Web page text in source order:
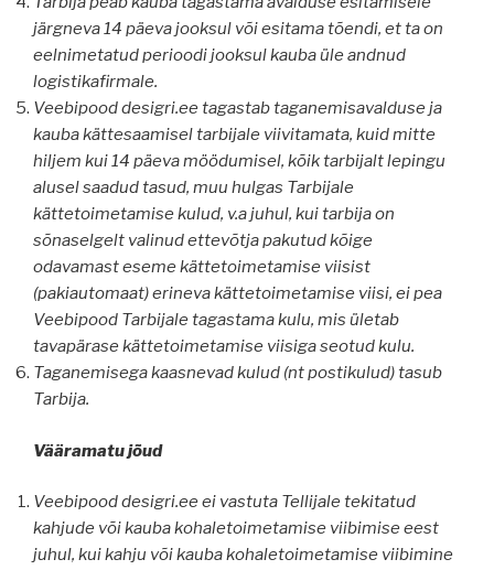
järgneva 14 päeva jooksul või esitama tõendi, et ta on
eelnimetatud perioodi jooksul kauba üle andnud
logistikafirmale.
Veebipood desigri.ee tagastab taganemisavalduse ja
kauba kättesaamisel tarbijale viivitamata, kuid mitte
hiljem kui 14 päeva möödumisel, kõik tarbijalt lepingu
alusel saadud tasud, muu hulgas Tarbijale
kättetoimetamise kulud, v.a juhul, kui tarbija on
sõnaselgelt valinud ettevõtja pakutud kõige
odavamast eseme kättetoimetamise viisist
(pakiautomaat) erineva kättetoimetamise viisi, ei pea
Veebipood Tarbijale tagastama kulu, mis ületab
tavapärase kättetoimetamise viisiga seotud kulu.
Taganemisega kaasnevad kulud (nt postikulud) tasub
Tarbija.
Vääramatu jõud
Veebipood desigri.ee ei vastuta Tellijale tekitatud
kahjude või kauba kohaletoimetamise viibimise eest
juhul, kui kahju või kauba kohaletoimetamise viibimine